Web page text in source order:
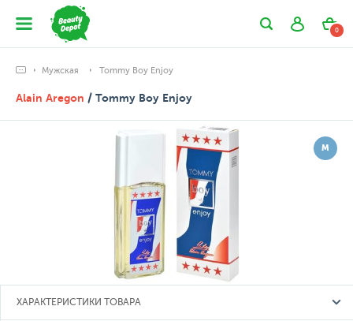
0
Мужская Tommy Boy Enjoy
Alain Aregon / Tommy Boy Enjoy
М
ХАРАКТЕРИСТИКИ ТОВАРА